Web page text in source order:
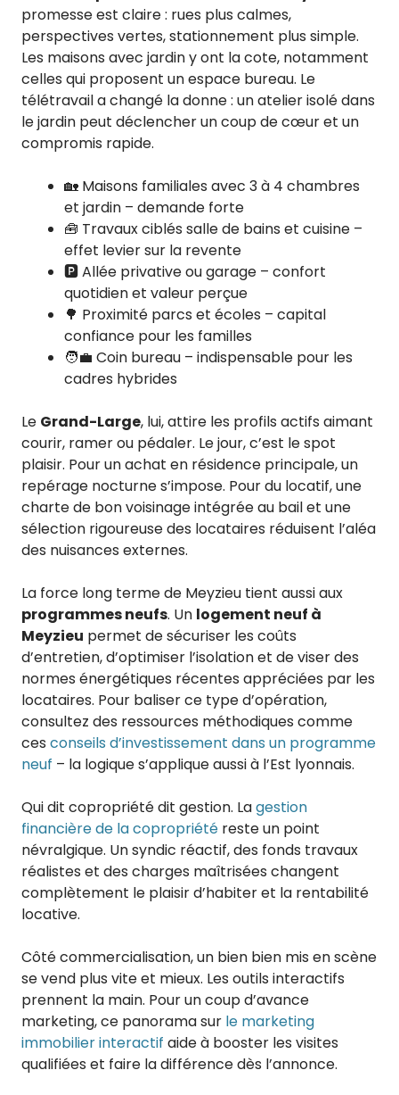
promesse est claire : rues plus calmes,
perspectives vertes, stationnement plus simple.
Les maisons avec jardin y ont la cote, notamment
celles qui proposent un espace bureau. Le
télétravail a changé la donne : un atelier isolé dans
le jardin peut déclencher un coup de cœur et un
compromis rapide.
🏡 Maisons familiales avec 3 à 4 chambres
et jardin – demande forte
🧰 Travaux ciblés salle de bains et cuisine –
effet levier sur la revente
🅿️ Allée privative ou garage – confort
quotidien et valeur perçue
🌳 Proximité parcs et écoles – capital
confiance pour les familles
🧑‍💼 Coin bureau – indispensable pour les
cadres hybrides
Le Grand-Large, lui, attire les profils actifs aimant
courir, ramer ou pédaler. Le jour, c’est le spot
plaisir. Pour un achat en résidence principale, un
repérage nocturne s’impose. Pour du locatif, une
charte de bon voisinage intégrée au bail et une
sélection rigoureuse des locataires réduisent l’aléa
des nuisances externes.
La force long terme de Meyzieu tient aussi aux
programmes neufs. Un logement neuf à
Meyzieu permet de sécuriser les coûts
d’entretien, d’optimiser l’isolation et de viser des
normes énergétiques récentes appréciées par les
locataires. Pour baliser ce type d’opération,
consultez des ressources méthodiques comme
ces conseils d’investissement dans un programme
neuf – la logique s’applique aussi à l’Est lyonnais.
Qui dit copropriété dit gestion. Lagestion
financière de la copropriété reste un point
névralgique. Un syndic réactif, des fonds travaux
réalistes et des charges maîtrisées changent
complètement le plaisir d’habiter et la rentabilité
locative.
Côté commercialisation, un bien bien mis en scène
se vend plus vite et mieux. Les outils interactifs
prennent la main. Pour un coup d’avance
marketing, ce panorama sur le marketing
immobilier interactif aide à booster les visites
qualifiées et faire la différence dès l’annonce.